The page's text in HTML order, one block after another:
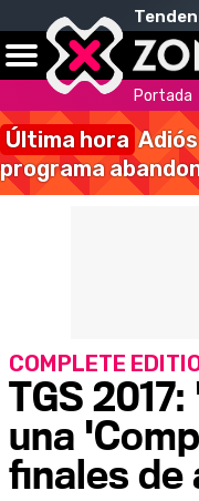
Portada
Última hora
programa
TGS
una
finales de
COMPLETE